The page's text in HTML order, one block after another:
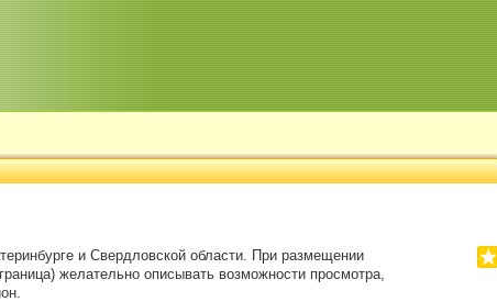
и Свердловской области. При размещении
желательно описывать возможности просмотра,